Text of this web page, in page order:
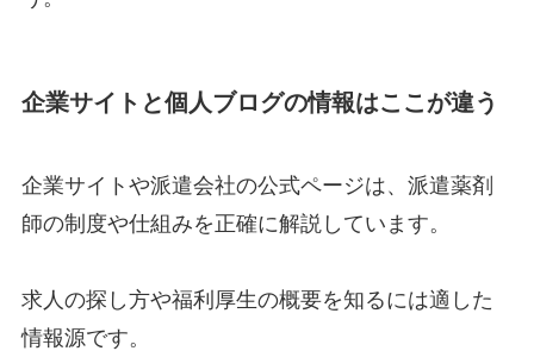
企業サイトと個人ブログの情報はここが違う
企業サイトや派遣会社の公式ページは、派遣薬剤
師の制度や仕組みを正確に解説しています。
求人の探し方や福利厚生の概要を知るには適した
情報源です。